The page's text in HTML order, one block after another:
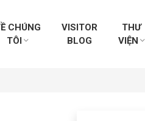
CHÚNG
TÔI
VISITOR
BLOG
THƯ
VIỆN